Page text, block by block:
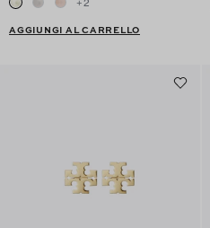
+2
AGGIUNGI AL CARRELLO